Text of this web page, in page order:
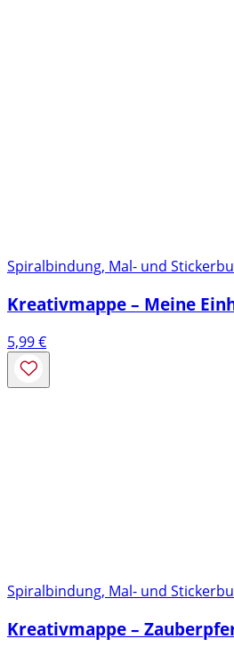
Spiralbindung, Mal- und
Kreativmappe – Meine
5,99€
Spiralbindung, Mal- und
Kreativmappe –